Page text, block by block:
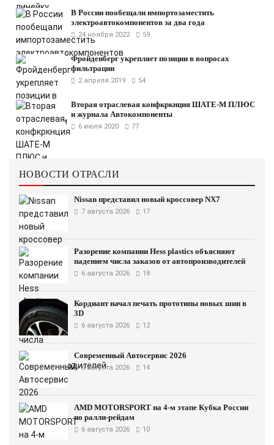
В России пообещали импортозаместить
электроавтокомпонентов за два года
24 ноября 2022 59
Фройденберг укрепляет позиции в вопросах
фильтрации
2 апреля 2019 54
Вторая отраслевая конфкркнция ШАТЕ-М ПЛЮС
и журнала Автокомпоненты
6 июля 2020 77
НОВОСТИ ОТРАСЛИ
Nissan представил новый кроссовер NX7
7 августа 2026 17
Разорение компании Hess plastics объясняют
падением числа заказов от автопроизводителей
6 августа 2026 18
Кордиант начал печать прототипы новых шин в
3D
6 августа 2026 12
Современный Автосервис 2026
6 августа 2026 14
AMD MOTORSPORT на 4-м этапе Кубка России
по ралли-рейдам
6 августа 2026 10